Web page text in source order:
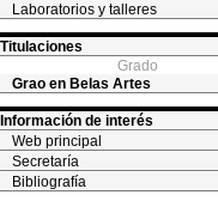
Laboratorios y talleres
Titulaciones
Grado
Grao en Belas Artes
Información de interés
Web principal
Secretaría
Bibliografía